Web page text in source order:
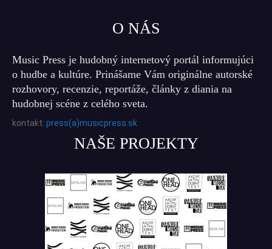
O NÁS
Music Press je hudobný internetový portál informujúci
o hudbe a kultúre. Prinášame Vám originálne autorské
rozhovory, recenzie, reportáže, články z diania na
hudobnej scéne z celého sveta.
kontakt: press(a)musicpress.sk
NAŠE PROJEKTY